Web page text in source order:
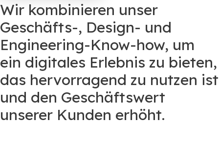
Wir kombinieren unser
Geschäfts-, Design- und
Engineering-Know-how, um
ein digitales Erlebnis zu bieten,
das hervorragend zu nutzen ist
und den Geschäftswert
unserer Kunden erhöht.